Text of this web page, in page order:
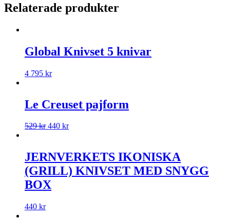
Relaterade produkter
Global Knivset 5 knivar
4 795 kr
Le Creuset pajform
529kr 440 kr
JERNVERKETS IKONISKA
(GRILL) KNIVSET MED SNYGG
BOX
440 kr